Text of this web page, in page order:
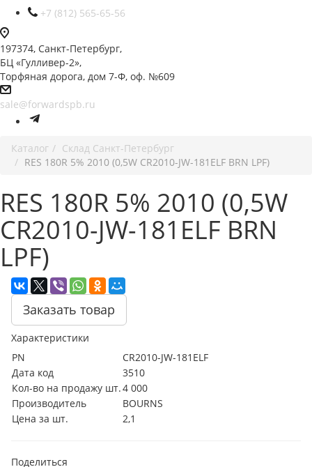
+7 (812) 565-65-56
197374, Санкт-Петербург,
БЦ «Гулливер-2»,
Торфяная дорога, дом 7-Ф, оф. №609
sale@forwardspb.ru
Каталог
Cклад Санкт-Петербург
RES 180R 5% 2010 (0,5W CR2010-JW-181ELF BRN LPF)
RES 180R 5% 2010 (0,5W
CR2010-JW-181ELF BRN
LPF)
Заказать товар
Характеристики
PN
CR2010-JW-181ELF
Дата код
3510
Кол-во на продажу шт.4 000
Производитель
BOURNS
Цена за шт.
2,1
Поделиться